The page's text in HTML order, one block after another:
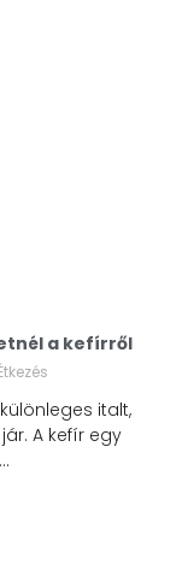
a kefírről
italt,
A kefír egy